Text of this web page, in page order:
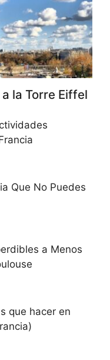
la Torre Eiffel
Que No Puedes
a Menos
que hacer en